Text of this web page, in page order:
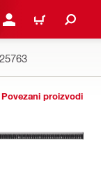
SE ILI SE
KOŠARICA
Povezani proizvodi